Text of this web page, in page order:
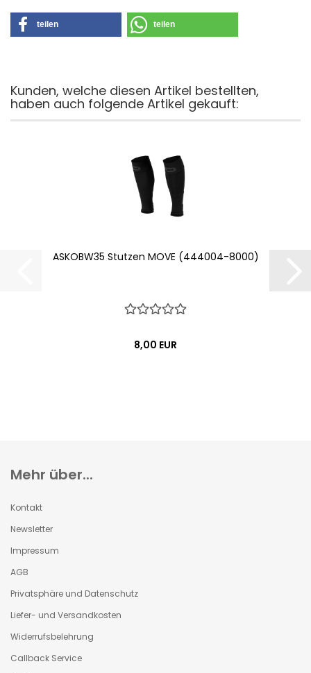
teilen teilen
Kunden, welche diesen Artikel bestellten,
haben auch folgende Artikel gekauft:
ASKOBW35 Stutzen MOVE (444004-8000)
8,00 EUR
Mehr über...
Kontakt
Newsletter
Impressum
AGB
Privatsphäre und Datenschutz
Liefer- und Versandkosten
Widerrufsbelehrung
Callback Service